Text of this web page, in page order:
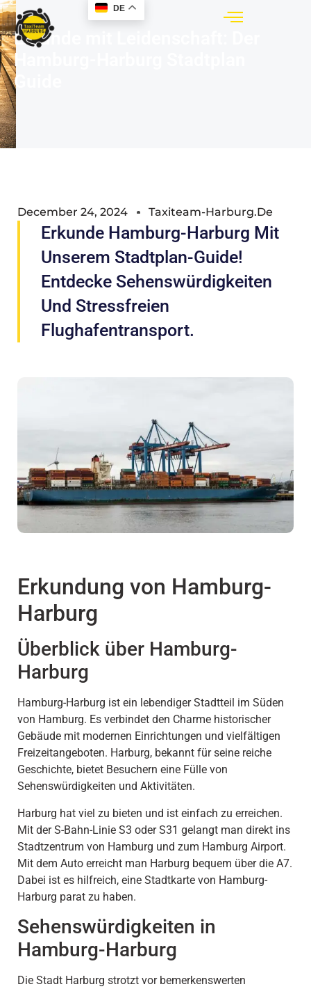
DE
Erkunde mit Leidenschaft: Der
Hamburg-Harburg Stadtplan
Guide
December 24, 2024 Taxiteam-Harburg.de
Erkunde Hamburg-Harburg Mit
Unserem Stadtplan-Guide!
Entdecke Sehenswürdigkeiten
Und Stressfreien
Flughafentransport.
Erkundung von Hamburg-
Harburg
Überblick über Hamburg-
Harburg
Hamburg-Harburg ist ein lebendiger Stadtteil im Süden
von Hamburg. Es verbindet den Charme historischer
Gebäude mit modernen Einrichtungen und vielfältigen
Freizeitangeboten. Harburg, bekannt für seine reiche
Geschichte, bietet Besuchern eine Fülle von
Sehenswürdigkeiten und Aktivitäten.
Harburg hat viel zu bieten und ist einfach zu erreichen.
Mit der S-Bahn-Linie S3 oder S31 gelangt man direkt ins
Stadtzentrum von Hamburg und zum Hamburg Airport.
Mit dem Auto erreicht man Harburg bequem über die A7.
Dabei ist es hilfreich, eine Stadtkarte von Hamburg-
Harburg parat zu haben.
Sehenswürdigkeiten in
Hamburg-Harburg
Die Stadt Harburg strotzt vor bemerkenswerten